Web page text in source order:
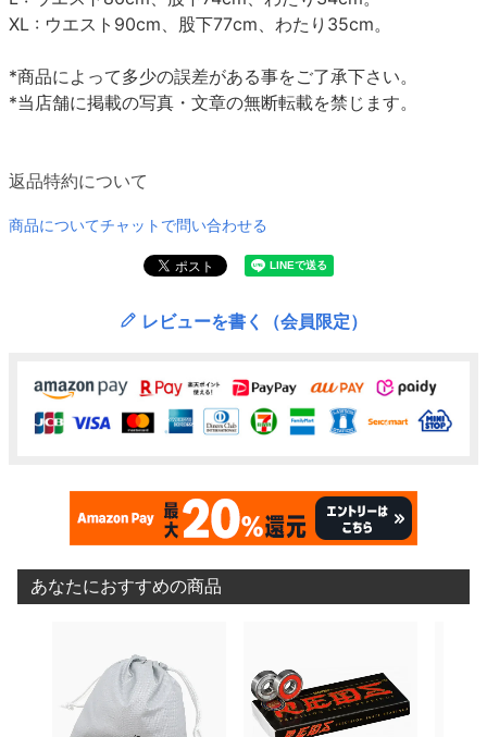
XL : ウエスト90cm、股下77cm、わたり35cm。
*商品によって多少の誤差がある事をご了承下さい。
*当店舗に掲載の写真・文章の無断転載を禁じます。
返品特約について
商品についてチャットで問い合わせる
レビューを書く（会員限定）
あなたにおすすめの商品